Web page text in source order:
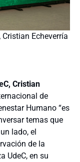
Echeverría
Cristian
de
Humano “es
temas que
lado, el
de la
UdeC, en su